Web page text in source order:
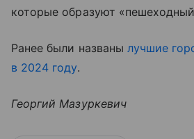
которые образуют
Ранее были названы лучшие
в 2024 году.
Георгий Мазуркевич